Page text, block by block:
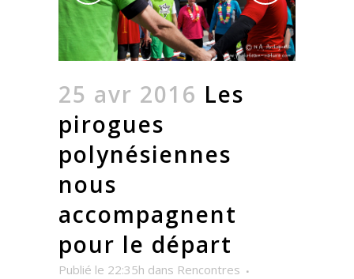
25 avr 2016 Les
pirogues
polynésiennes
nous
accompagnent
pour le départ
Publié le 22:35h dans Rencontres